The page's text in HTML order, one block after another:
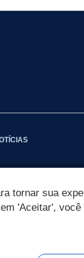
tornar sua
'Aceitar',